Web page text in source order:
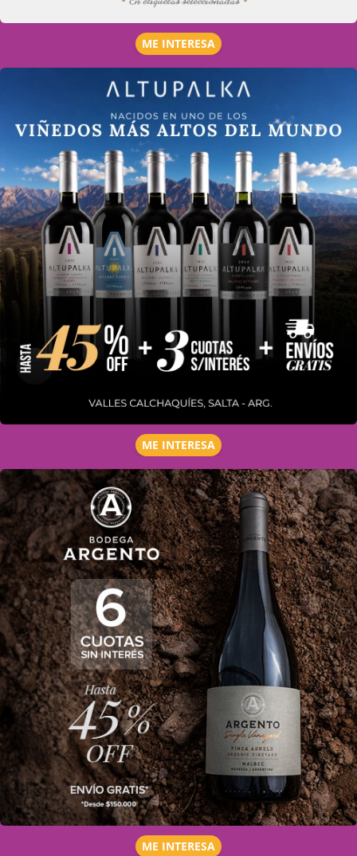
ME INTERESA
ME INTERESA
ME INTERESA